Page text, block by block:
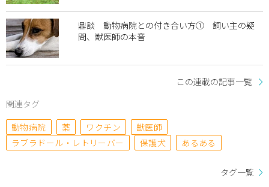
鼎談 動物病院との付き合い方① 飼い主の疑
問、獣医師の本音
この連載の記事一覧
関連タグ
動物病院
薬 ワクチン
獣医師
ラブラドール・レトリーバー
保護犬 あるある
タグ一覧